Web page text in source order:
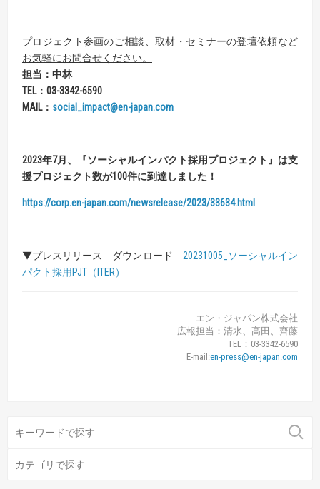
プロジェクト参画のご相談、取材・セミナーの登壇依頼など
お気軽にお問合せください。
担当：中林
TEL： 03-3342-6590
MAIL： social_impact@en-japan.com
2023年7月、 『ソーシャルインパクト採用プロジェクト』 は支
援プロジェクト数が100件に到達しました！
https://corp.en-japan.com/newsrelease/2023/33634.html
▼プレスリリース ダウンロード 20231005_ソーシャルイン
パクト採用PJT（ITER）
エン・ジャパン株式会社
広報担当：清水、高田、齊藤
TEL：03-3342-6590
E-mail:en-press@en-japan.com